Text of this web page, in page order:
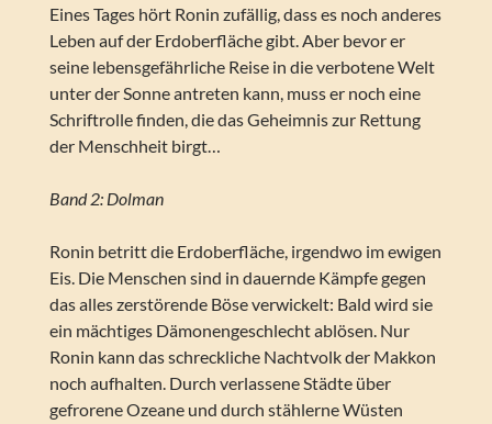
Eines Tages hört Ronin zufällig, dass es noch anderes
Leben auf der Erdoberfläche gibt. Aber bevor er
seine lebensgefährliche Reise in die verbotene Welt
unter der Sonne antreten kann, muss er noch eine
Schriftrolle finden, die das Geheimnis zur Rettung
der Menschheit birgt…
Band 2: Dolman
Ronin betritt die Erdoberfläche, irgendwo im ewigen
Eis. Die Menschen sind in dauernde Kämpfe gegen
das alles zerstörende Böse verwickelt: Bald wird sie
ein mächtiges Dämonengeschlecht ablösen. Nur
Ronin kann das schreckliche Nachtvolk der Makkon
noch aufhalten. Durch verlassene Städte über
gefrorene Ozeane und durch stählerne Wüsten